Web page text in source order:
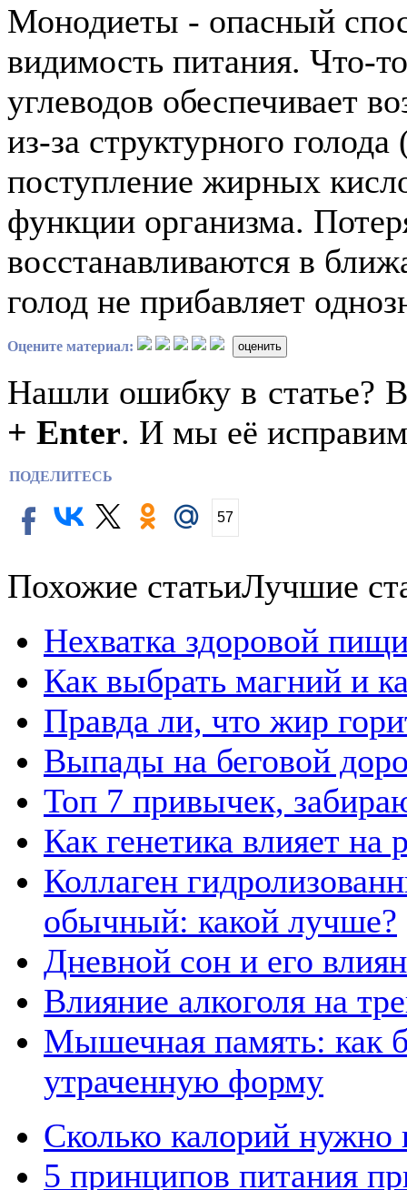
Монодиеты - опасный
видимость питания. Что-
углеводов обеспечивает
из-за структурного
поступление жирных
функции организма.
восстанавливаются в
голод не прибавляет
Оцените материал: оценить
Нашли ошибку в статье?
+ Enter. И мы её
ПОДЕЛИТЕСЬ
57
Похожие статьиЛучшие
Нехватка здоровой
Как выбрать магний и
Правда ли, что жир
Выпады на беговой
Топ 7 привычек,
Как генетика влияет
Коллаген
обычный: какой лучше?
Дневной сон и его
Влияние алкоголя на
Мышечная память: как
утраченную форму
Сколько калорий нужно
5 принципов питания